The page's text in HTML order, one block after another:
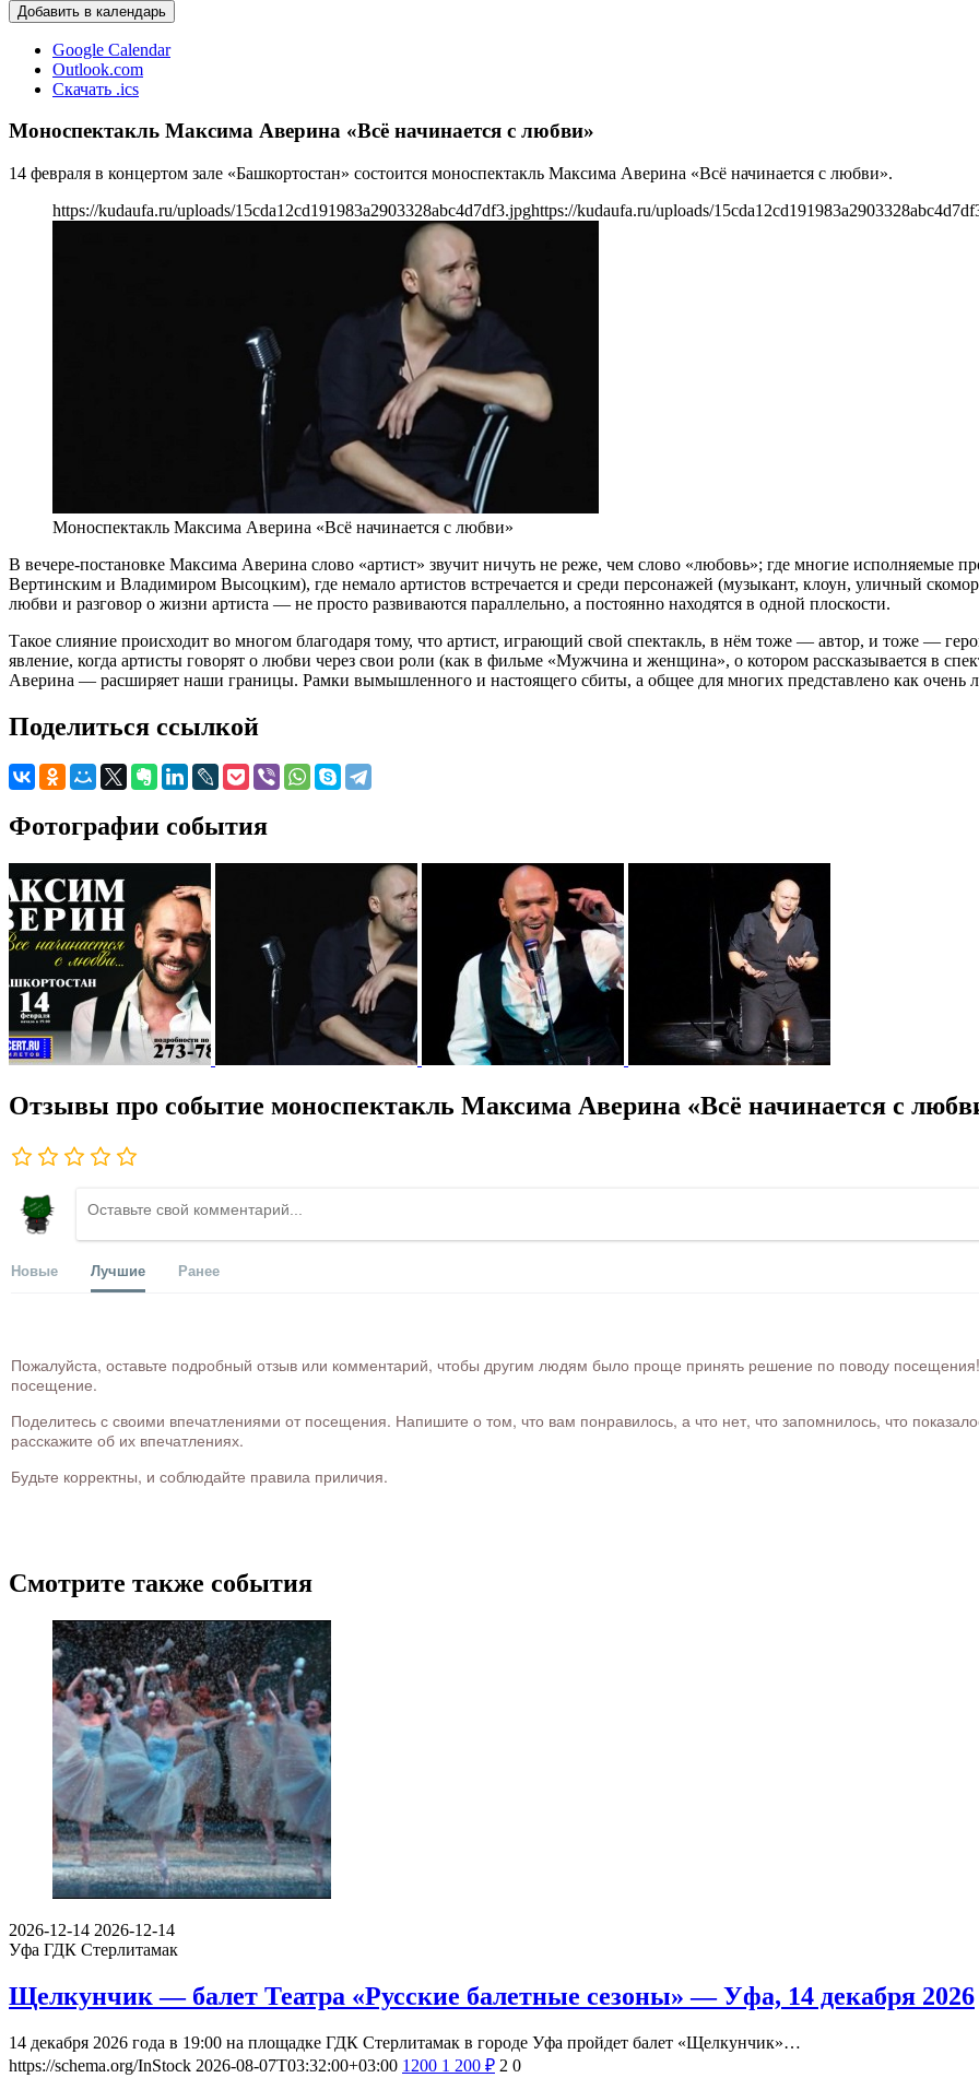
Добавить в календарь
Google Calendar
Outlook.com
Скачать .ics
Моноспектакль Максима Аверина «Всё начинается с любви»
14 февраля в концертом зале «Башкортостан» состоится моноспектакль Максима Аверина «Всё начинается с любви».
https://kudaufa.ru/uploads/15cda12cd191983a2903328abc4d7df3.jpghttps://kudaufa.ru/uploads/
Моноспектакль Максима Аверина «Всё начинается с любви»
В вечере-постановке Максима Аверина слово «артист» звучит ничуть не реже, чем слово «любовь»; где многие исполняемые
Вертинским и Владимиром Высоцким), где немало артистов встречается и среди персонажей (музыкант, клоун, уличный
любви и разговор о жизни артиста — не просто развиваются параллельно, а постоянно находятся в одной плоскости.
Такое слияние происходит во многом благодаря тому, что артист, играющий свой спектакль, в нём тоже — автор, и тоже —
явление, когда артисты говорят о любви через свои роли (как в фильме «Мужчина и женщина», о котором рассказывается в
Аверина — расширяет наши границы. Рамки вымышленного и настоящего сбиты, а общее для многих представлено как очень
Поделиться ссылкой
Фотографии события
Отзывы про событие моноспектакль Максима Аверина «Всё начинается с
Новые Лучшие Ранее
Пожалуйста, оставьте подробный отзыв или комментарий, чтобы другим людям было проще принять решение по поводу посещения!
посещение.
Поделитесь с своими впечатлениями от посещения. Напишите о том, что вам понравилось, а что нет, что запомнилось, что
расскажите об их впечатлениях.
Будьте корректны, и соблюдайте правила приличия.
Смотрите также события
2026-12-14 2026-12-14
Уфа ГДК Стерлитамак
Щелкунчик — балет Театра «Русские балетные сезоны» — Уфа, 14 декабря 2026
14 декабря 2026 года в 19:00 на площадке ГДК Стерлитамак в городе Уфа пройдет балет «Щелкунчик»…
https://schema.org/InStock 2026-08-07T03:32:00+03:00 1200 1 200 ₽ 2 0